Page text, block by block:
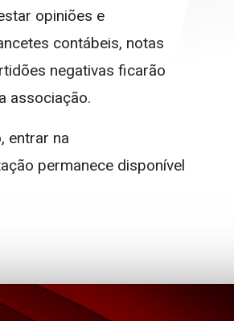
opiniões e
contábeis, notas
negativas ficarão
associação.
entrar na
permanece disponível